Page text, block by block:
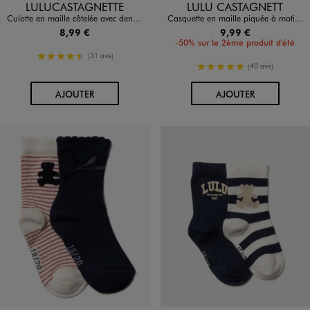
LULUCASTAGNETTE
Culotte en maille côtelée avec dentelle femme - LuluCastagnette
8,99 €
4.5/5 de moyenne
(31 avis)
AJOUTERAU PANIER
LULU CASTAGNETT
Casquette en maille piquée à motifs oursons bébé garçon
9,99 €
-50% sur le 2ème produit d'été
5/5 de moyenne
(40 avis)
AJOUTERAU PANIER